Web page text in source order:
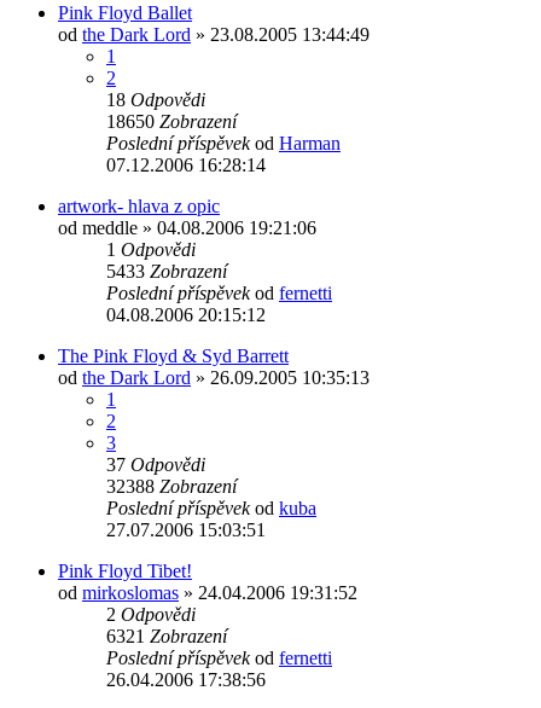
Pink Floyd Ballet
od the Dark Lord » 23.08.2005 13:44:49
1
2
18 Odpovědi
18650 Zobrazení
Poslední příspěvekod Harman
07.12.2006 16:28:14
artwork- hlava z opic
od meddle » 04.08.2006 19:21:06
1 Odpovědi
5433 Zobrazení
Poslední příspěvekod fernetti
04.08.2006 20:15:12
The Pink Floyd & Syd Barrett
od the Dark Lord » 26.09.2005 10:35:13
1
2
3
37 Odpovědi
32388 Zobrazení
Poslední příspěvekod kuba
27.07.2006 15:03:51
Pink Floyd Tibet!
od mirkoslomas » 24.04.2006 19:31:52
2 Odpovědi
6321 Zobrazení
Poslední příspěvekod fernetti
26.04.2006 17:38:56